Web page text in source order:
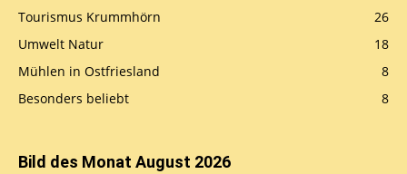
Tourismus Krummhörn
26
Umwelt Natur
18
Mühlen in Ostfriesland
8
Besonders beliebt
8
Bild des Monat August 2026